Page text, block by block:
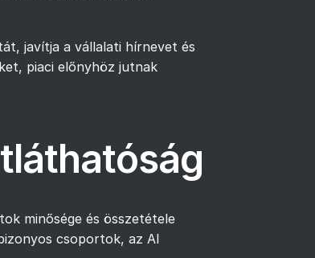
javítja a vállalati hírnevet és
piaci előnyhöz jutnak
minősége és összetétele
csoportok, az AI